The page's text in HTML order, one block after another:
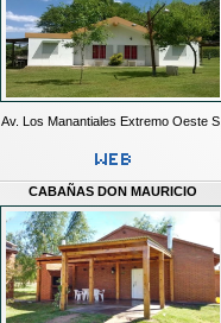
Av. Los Manantiales Extremo Oeste S
CABAÑAS DON MAURICIO